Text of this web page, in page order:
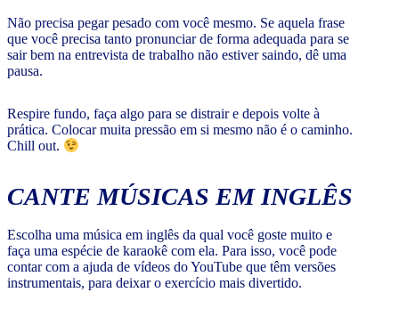
Não precisa pegar pesado com você mesmo. Se aquela frase
que você precisa tanto pronunciar de forma adequada para se
sair bem na entrevista de trabalho não estiver saindo, dê uma
pausa.
Respire fundo, faça algo para se distrair e depois volte à
prática. Colocar muita pressão em si mesmo não é o caminho.
Chill out.
CANTE MÚSICAS EM INGLÊS
Escolha uma música em inglês da qual você goste muito e
faça uma espécie de karaokê com ela. Para isso, você pode
contar com a ajuda de vídeos do YouTube que têm versões
instrumentais, para deixar o exercício mais divertido.